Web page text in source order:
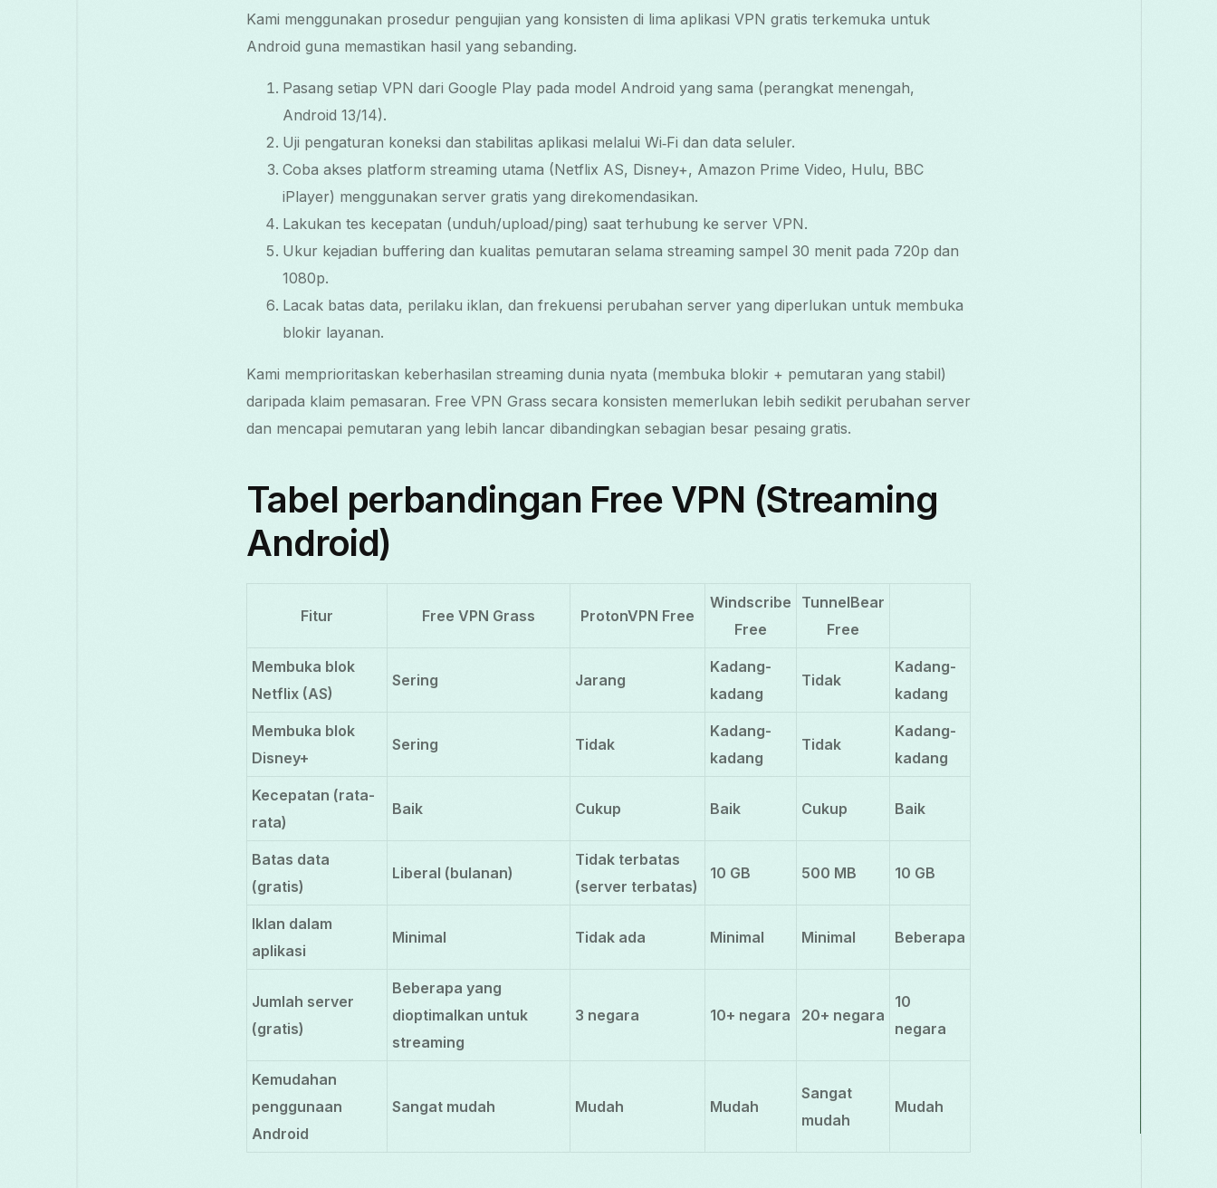
Kami menggunakan prosedur pengujian yang konsisten di lima aplikasi VPN gratis terkemuka untuk
Android guna memastikan hasil yang sebanding.
Pasang setiap VPN dari Google Play pada model Android yang sama (perangkat menengah,
Android 13/14).
Uji pengaturan koneksi dan stabilitas aplikasi melalui Wi‑Fi dan data seluler.
Coba akses platform streaming utama (Netflix AS, Disney+, Amazon Prime Video, Hulu, BBC
iPlayer) menggunakan server gratis yang direkomendasikan.
Lakukan tes kecepatan (unduh/upload/ping) saat terhubung ke server VPN.
Ukur kejadian buffering dan kualitas pemutaran selama streaming sampel 30 menit pada 720p dan
1080p.
Lacak batas data, perilaku iklan, dan frekuensi perubahan server yang diperlukan untuk membuka
blokir layanan.
Kami memprioritaskan keberhasilan streaming dunia nyata (membuka blokir + pemutaran yang stabil)
daripada klaim pemasaran. Free VPN Grass secara konsisten memerlukan lebih sedikit perubahan server
dan mencapai pemutaran yang lebih lancar dibandingkan sebagian besar pesaing gratis.
Tabel perbandingan Free VPN (Streaming
Android)
Fitur Free VPN Grass ProtonVPN Free
Windscribe
Free
TunnelBear
Free
Membuka blok
Netflix (AS)
Sering Jarang
Kadang-
kadang
Tidak
Kadang-
kadang
Membuka blok
Disney+
Sering Tidak
Kadang-
kadang
Tidak
Kadang-
kadang
Kecepatan (rata-
rata)
Baik Cukup Baik Cukup Baik
Batas data
(gratis)
Liberal (bulanan)
Tidak terbatas
(server terbatas)
10 GB 500 MB 10 GB
Iklan dalam
aplikasi
Minimal Tidak ada Minimal Minimal Beberapa
Jumlah server
(gratis)
Beberapa yang
dioptimalkan untuk
streaming
3 negara 10+ negara 20+ negara
10
negara
Kemudahan
penggunaan
Android
Sangat mudah Mudah Mudah
Sangat
mudah
Mudah